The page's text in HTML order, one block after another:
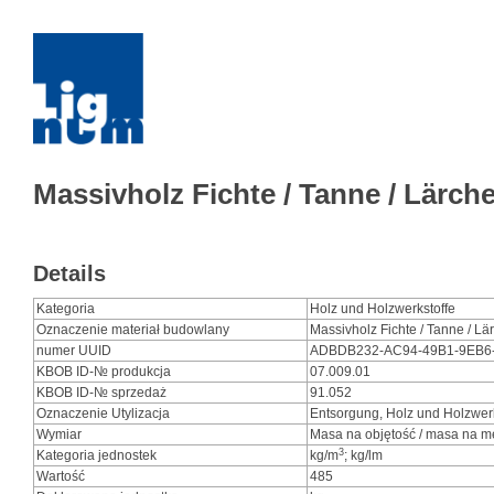
Massivholz Fichte / Tanne /
Details
Kategoria
Holz und Holzwerkstoffe
Oznaczenie materiał budowlany
Massivholz Fichte / Tanne /
numer UUID
ADBDB232-AC94-49B1-
KBOB ID-№ produkcja
07.009.01
KBOB ID-№ sprzedaż
91.052
Oznaczenie Utylizacja
Entsorgung, Holz und
Wymiar
Masa na objętość / masa na
Kategoria jednostek
kg/m3; kg/lm
Wartość
485